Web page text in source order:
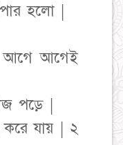
হলো |
আগে আগেই
পড়ে |
করে যায় | ২